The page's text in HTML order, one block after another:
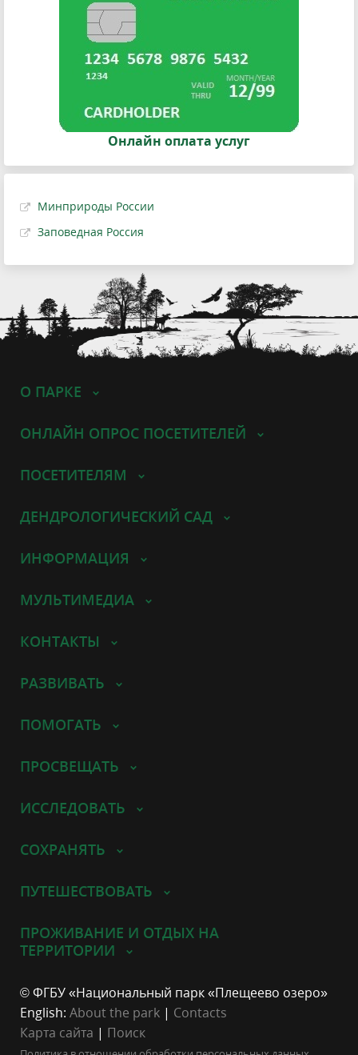
Онлайн оплата услуг
Минприроды России
Заповедная Россия
О ПАРКЕ
ОНЛАЙН ОПРОС ПОСЕТИТЕЛЕЙ
ПОСЕТИТЕЛЯМ
ДЕНДРОЛОГИЧЕСКИЙ САД
ИНФОРМАЦИЯ
МУЛЬТИМЕДИА
КОНТАКТЫ
РАЗВИВАТЬ
ПОМОГАТЬ
ПРОСВЕЩАТЬ
ИССЛЕДОВАТЬ
СОХРАНЯТЬ
ПУТЕШЕСТВОВАТЬ
ПРОЖИВАНИЕ И ОТДЫХ НА
ТЕРРИТОРИИ
© ФГБУ «Национальный парк «Плещеево озеро»
English: About the park | Contacts
Карта сайта | Поиск